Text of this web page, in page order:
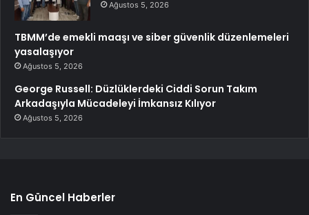
Ağustos 5, 2026
TBMM’de emekli maaşı ve siber güvenlik düzenlemeleri
yasalaşıyor
Ağustos 5, 2026
George Russell: Düzlüklerdeki Ciddi Sorun Takım
Arkadaşıyla Mücadeleyi İmkansız Kılıyor
Ağustos 5, 2026
En Güncel Haberler